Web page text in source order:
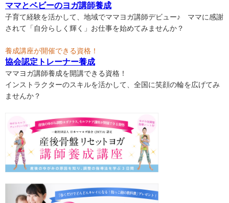
ママとベビーのヨガ講師養成
子育て経験を活かして、地域でママヨガ講師デビュー♪ ママに感謝
されて「自分らしく輝く」お仕事を始めてみませんか？
養成講座が開催できる資格！
協会認定トレーナー養成
ママヨガ講師養成を開講できる資格！
インストラクターのスキルを活かして、全国に笑顔の輪を広げてみ
ませんか？